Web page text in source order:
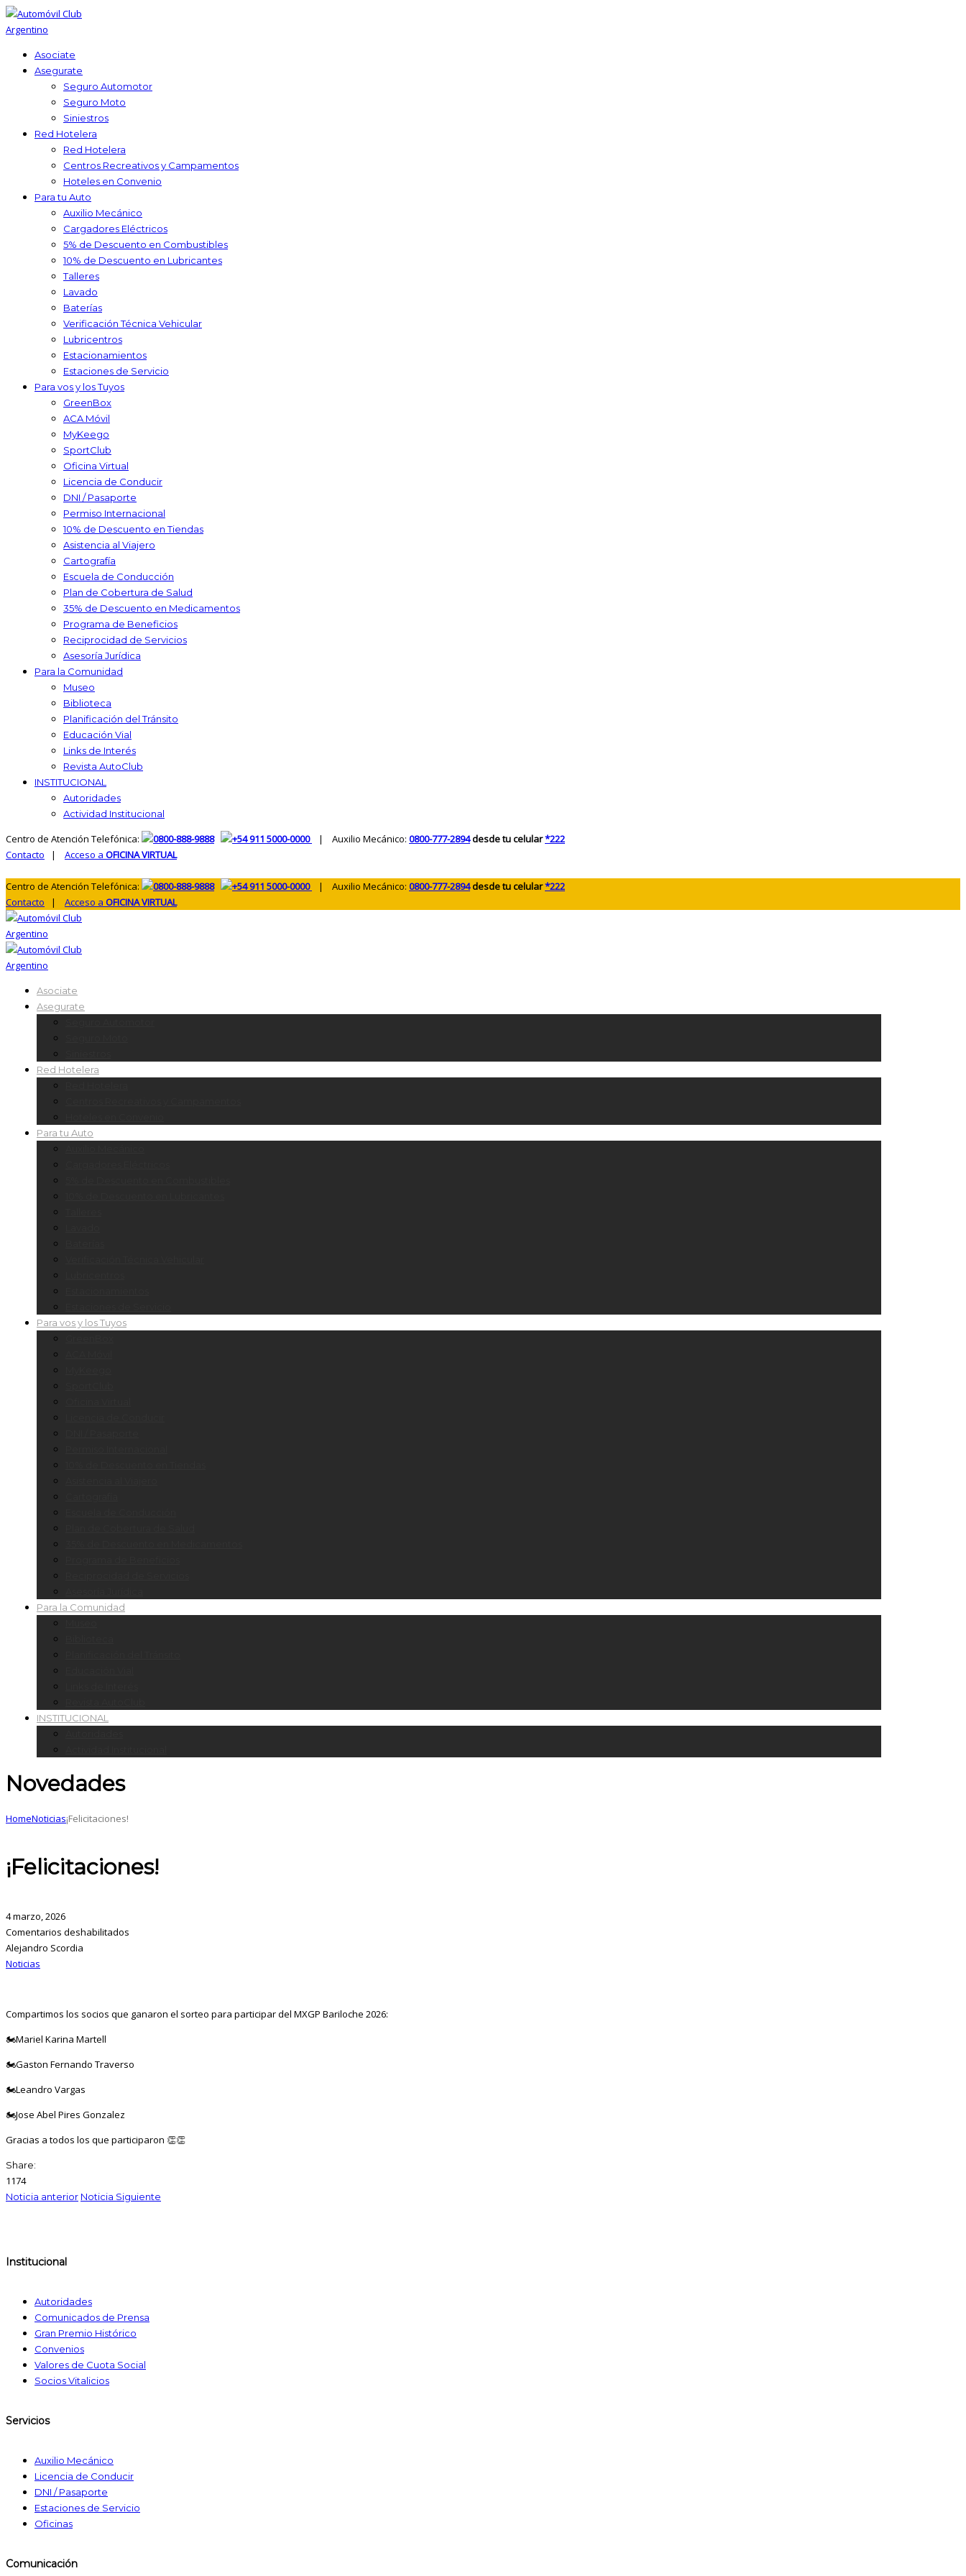
Asociate
Asegurate
Seguro Automotor
Seguro Moto
Siniestros
Red Hotelera
Red Hotelera
Centros Recreativos y Campamentos
Hoteles en Convenio
Para tu Auto
Auxilio Mecánico
Cargadores Eléctricos
5% de Descuento en Combustibles
10% de Descuento en Lubricantes
Talleres
Lavado
Baterías
Verificación Técnica Vehicular
Lubricentros
Estacionamientos
Estaciones de Servicio
Para vos y los Tuyos
GreenBox
ACA Móvil
MyKeego
SportClub
Oficina Virtual
Licencia de Conducir
DNI / Pasaporte
Permiso Internacional
10% de Descuento en Tiendas
Asistencia al Viajero
Cartografía
Escuela de Conducción
Plan de Cobertura de Salud
35% de Descuento en Medicamentos
Programa de Beneficios
Reciprocidad de Servicios
Asesoría Jurídica
Para la Comunidad
Museo
Biblioteca
Planificación del Tránsito
Educación Vial
Links de Interés
Revista AutoClub
INSTITUCIONAL
Autoridades
Actividad Institucional
Centro de Atención Telefónica: 0800-888-9888 +54 911 5000-0000 | Auxilio Mecánico: 0800-777-2894desde tu celular*222
Contacto | Acceso a OFICINA VIRTUAL
Centro de Atención Telefónica: 0800-888-9888 +54 911 5000-0000 | Auxilio Mecánico: 0800-777-2894desde tu celular*222
Contacto | Acceso a OFICINA VIRTUAL
Asociate
Asegurate
Red Hotelera
Para tu Auto
Para vos y los Tuyos
Para la Comunidad
INSTITUCIONAL
Novedades
HomeNoticias¡Felicitaciones!
¡Felicitaciones!
4 marzo, 2026
Comentarios deshabilitados
Alejandro Scordia
Noticias
Compartimos los socios que ganaron el sorteo para participar del MXGP Bariloche 2026:
🏍️Mariel Karina Martell
🏍️Gaston Fernando Traverso
🏍️Leandro Vargas
🏍️Jose Abel Pires Gonzalez
Gracias a todos los que participaron 👏👏
Share:
1174
Noticia anterior Noticia Siguiente
Institucional
Autoridades
Comunicados de Prensa
Gran Premio Histórico
Convenios
Valores de Cuota Social
Socios Vitalicios
Servicios
Auxilio Mecánico
Licencia de Conducir
DNI / Pasaporte
Estaciones de Servicio
Oficinas
Comunicación